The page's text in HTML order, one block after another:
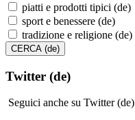
piatti e prodotti tipici (de)
sport e benessere (de)
tradizione e religione (de)
Twitter (de)
Seguici anche su Twitter (de)